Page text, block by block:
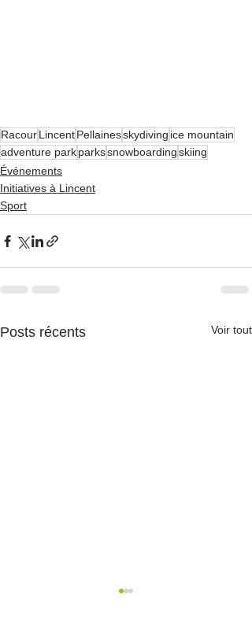
RacourLincentPellainesskydiving ice mountain
adventure parkparkssnowboardingskiing
Événements
Initiatives à Lincent
Sport
Posts récents Voir tout